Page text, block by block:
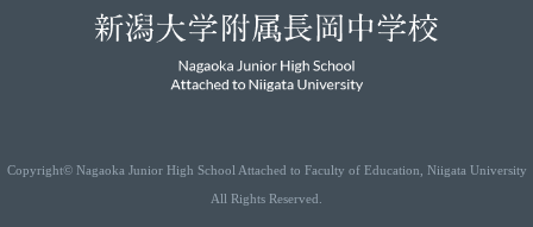
Copyright© Nagaoka Junior High School Attached to Faculty of Education, Niigata University
All Rights Reserved.